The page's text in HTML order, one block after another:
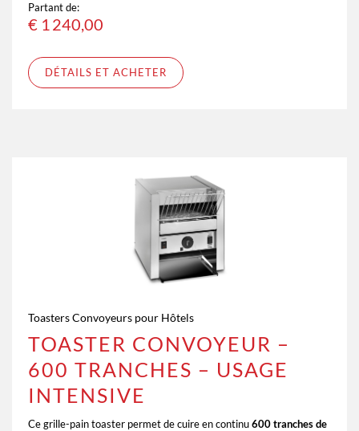
Partant de:
€ 1 240,00
DÉTAILS ET ACHETER
Toasters Convoyeurs pour Hôtels
TOASTER CONVOYEUR –
600 TRANCHES – USAGE
INTENSIVE
Ce grille-pain toaster permet de cuire en continu600 tranches de